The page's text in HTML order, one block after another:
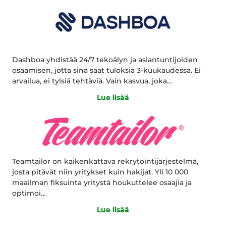
Dashboa yhdistää 24/7 tekoälyn ja asiantuntijoiden
osaamisen, jotta sinä saat tuloksia 3-kuukaudessa. Ei
arvailua, ei tylsiä tehtäviä. Vain kasvua, joka…
Lue lisää
Teamtailor on kaikenkattava rekrytointijärjestelmä,
josta pitävät niin yritykset kuin hakijat. Yli 10 000
maailman fiksuinta yritystä houkuttelee osaajia ja
optimoi…
Lue lisää